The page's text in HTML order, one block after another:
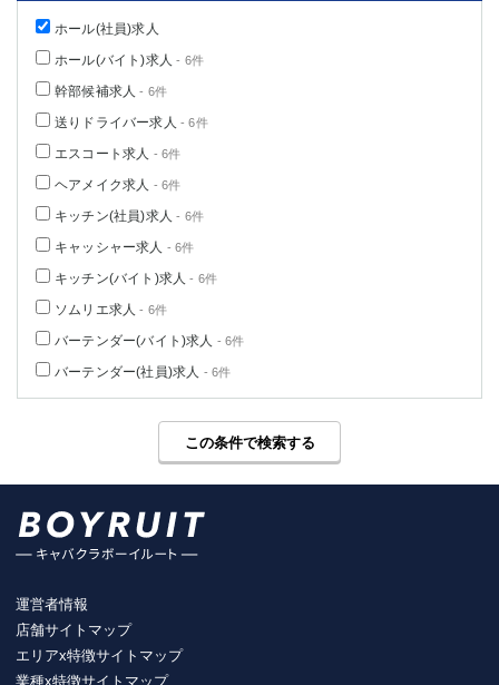
ホール(社員)求人
ホール(バイト)求人 - 6件
幹部候補求人 - 6件
送りドライバー求人 - 6件
エスコート求人 - 6件
ヘアメイク求人 - 6件
キッチン(社員)求人 - 6件
キャッシャー求人 - 6件
キッチン(バイト)求人 - 6件
ソムリエ求人 - 6件
バーテンダー(バイト)求人 - 6件
バーテンダー(社員)求人 - 6件
この条件で検索する
運営者情報
店舗サイトマップ
エリアx特徴サイトマップ
業種x特徴サイトマップ